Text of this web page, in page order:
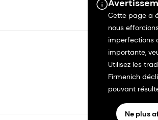
Cette page a
nous
imperfections
importante,
Utilisez les
Firmenich
pouvant
Ne plus
Nous contacter